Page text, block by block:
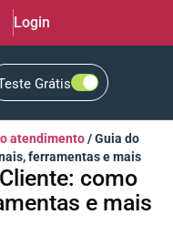
Login
Grátis
atendimento/Guia do
ferramentas e mais
como
e mais